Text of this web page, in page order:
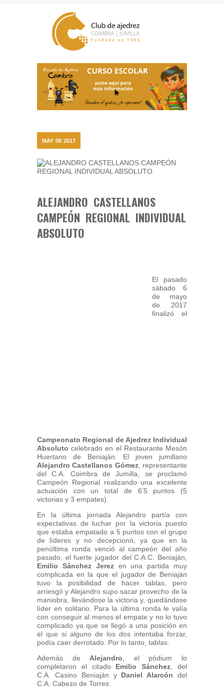
MAY 08 2017
ALEJANDRO CASTELLANOS
CAMPEÓN REGIONAL INDIVIDUAL
ABSOLUTO
El pasado
sábado 6
de mayo
de 2017
finalizó el
Campeonato Regional de Ajedrez Individual
Absoluto celebrado en el Restaurante Mesón
Huertano de Beniaján. El joven jumillano
Alejandro Castellanos Gómez, representante
del C.A. Coimbra de Jumilla, se proclamó
Campeón Regional realizando una excelente
actuación con un total de 6’5 puntos (5
victorias y 3 empates).
En la última jornada Alejandro partía con
expectativas de luchar por la victoria puesto
que estaba empatado a 5 puntos con el grupo
de líderes y no decepcionó, ya que en la
penúltima ronda venció al campeón del año
pasado, el fuerte jugador del C.A.C. Beniaján,
Emilio Sánchez Jerezen una partida muy
complicada en la que el jugador de Beniaján
tuvo la posibilidad de hacer tablas, pero
arriesgó y Alejandro supo sacar provecho de la
maniobra, llevándose la victoria y, quedándose
líder en solitario. Para la última ronda le valía
con conseguir al menos el empate y no lo tuvo
complicado ya que se llegó a una posición en
el que si alguno de los dos intentaba forzar,
podía caer derrotado. Por lo tanto, tablas.
Además de Alejandro , el pódium lo
completaron el citado Emilio Sánchez , del
C.A. Casino Beniaján y Daniel Alarcón del
C.A. Cabezo de Torres.